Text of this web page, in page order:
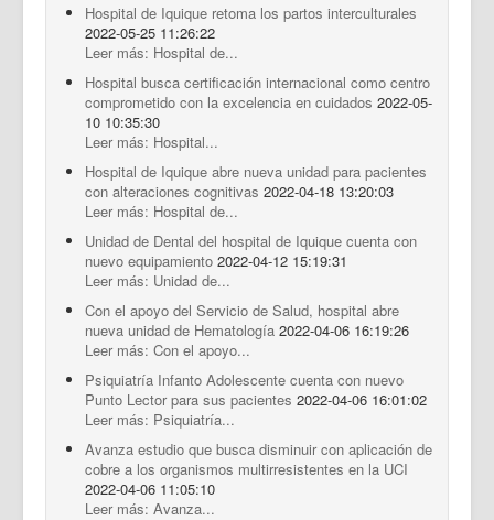
Hospital de Iquique retoma los partos interculturales
2022-05-25 11:26:22
Leer más: Hospital de...
Hospital busca certificación internacional como centro
comprometido con la excelencia en cuidados 2022-05-
10 10:35:30
Leer más: Hospital...
Hospital de Iquique abre nueva unidad para pacientes
con alteraciones cognitivas 2022-04-18 13:20:03
Leer más: Hospital de...
Unidad de Dental del hospital de Iquique cuenta con
nuevo equipamiento 2022-04-12 15:19:31
Leer más: Unidad de...
Con el apoyo del Servicio de Salud, hospital abre
nueva unidad de Hematología 2022-04-06 16:19:26
Leer más: Con el apoyo...
Psiquiatría Infanto Adolescente cuenta con nuevo
Punto Lector para sus pacientes 2022-04-06 16:01:02
Leer más: Psiquiatría...
Avanza estudio que busca disminuir con aplicación de
cobre a los organismos multirresistentes en la UCI
2022-04-06 11:05:10
Leer más: Avanza...